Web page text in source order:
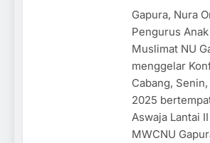
Gapura, Nura
Pengurus
Muslimat NU
menggelar
Cabang,
2025
Aswaja Lantai
MWCNU